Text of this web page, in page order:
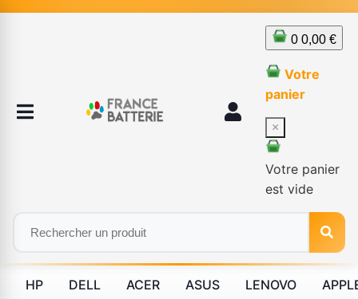
0 0,00 €
Votre
panier
×
Votre panier
est vide
HP DELL ACER ASUS LENOVO